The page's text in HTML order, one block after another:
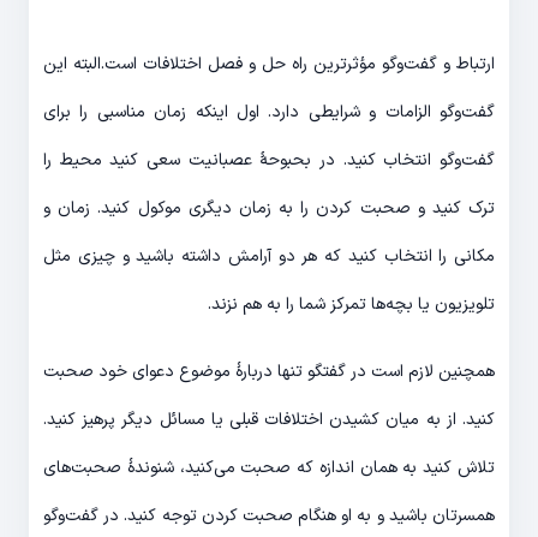
ارتباط و گفت‌وگو مؤثرترین راه حل و فصل اختلافات است.البته این
گفت‌وگو الزامات و شرایطی دارد. اول اینکه زمان مناسبی را برای
گفت‌وگو انتخاب کنید. در بحبوحۀ عصبانیت سعی کنید محیط را
ترک کنید و صحبت کردن را به زمان دیگری موکول کنید. زمان و
مکانی را انتخاب کنید که هر دو آرامش داشته باشید و چیزی مثل
تلویزیون یا بچه‌ها تمرکز شما را به هم نزند.
همچنین لازم است در گفتگو تنها دربارۀ موضوع دعوای خود صحبت
کنید. از به میان کشیدن اختلافات قبلی یا مسائل دیگر پرهیز کنید.
تلاش کنید به همان اندازه که صحبت می‌کنید، شنوندۀ صحبت‌های
همسرتان باشید و به او هنگام صحبت کردن توجه کنید. در گفت‌وگو